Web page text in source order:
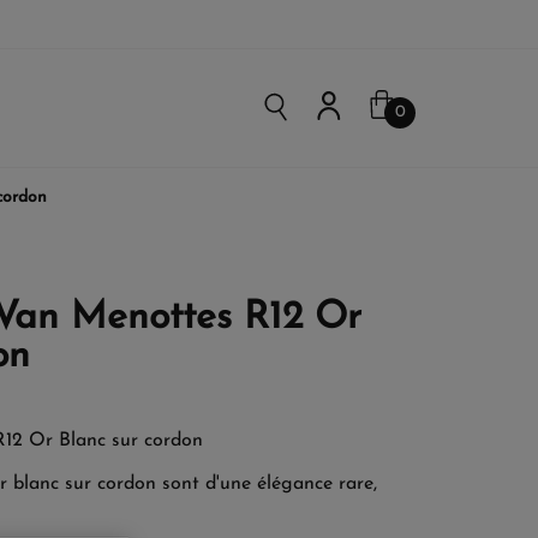
0
Menottes R12 Or
Or Blanc sur cordon
blanc sur cordon sont d'une élégance rare,